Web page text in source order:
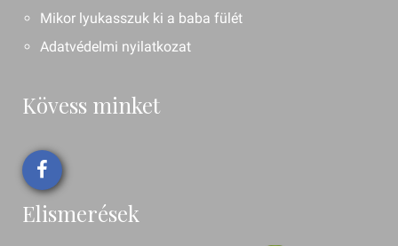
Mikor lyukasszuk ki a baba fülét
Adatvédelmi nyilatkozat
Kövess minket
Elismerések